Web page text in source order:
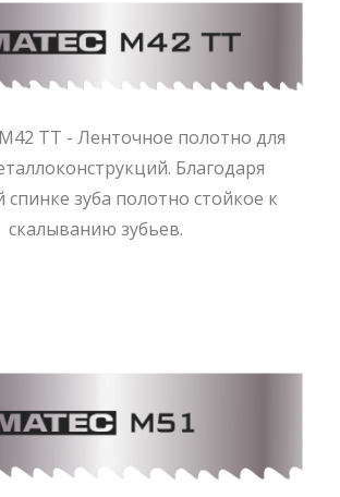
TT - Ленточное полотно для
Благодаря
спинке зуба полотно стойкое к
скалыванию зубьев.